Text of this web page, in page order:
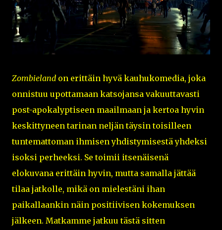
Zombieland on erittäin hyvä kauhukomedia, joka
onnistuu upottamaan katsojansa vakuuttavasti
post-apokalyptiseen maailmaan ja kertoa hyvin
keskittyneen tarinan neljän täysin toisilleen
tuntemattoman ihmisen yhdistymisestä yhdeksi
isoksi perheeksi. Se toimii itsenäisenä
elokuvana erittäin hyvin, mutta samalla jättää
tilaa jatkolle, mikä on mielestäni ihan
paikallaankin näin positiivisen kokemuksen
jälkeen. Matkamme jatkuu tästä sitten